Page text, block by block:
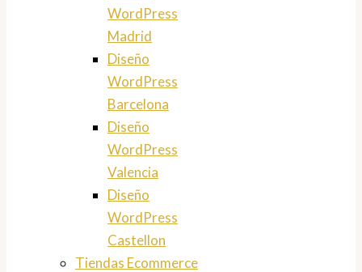
WordPress
Madrid
Diseño
WordPress
Barcelona
Diseño
WordPress
Valencia
Diseño
WordPress
Castellon
Tiendas Ecommerce